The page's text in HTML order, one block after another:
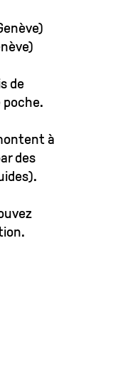
de
poche.
à
des